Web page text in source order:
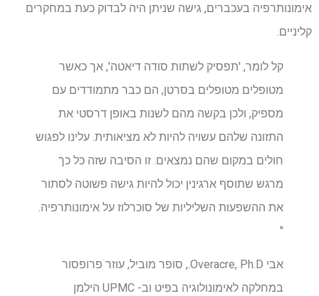
אימונותרפיה בעכברים, גישה שניתן היה לבדוק כעת במחקרים
קליניים.
קל לומר, 'תפסיק לשתות סודה דיאטה', אך כאשר
מטופלים מטופלים בסרטן, הם כבר מתמודדים עם
מספיק, ולכן בקשה מהם לשנות באופן דרסטי את
התזונה שלהם עשויה להיות לא מציאותית. עלינו לפגוש
חולים במקום שהם נמצאים. זו הסיבה שזה כל כך
מרגש שתוסף ארגינין יכול להיות גישה פשוטה לסתור
את ההשפעות השליליות של סוכרלוז על אימונותרפיה.
"
אבי Overacre, Ph.D., סופר מוביל, עוזר פרופסור
במחלקה לאימונולוגיה בפיט וב- UPMC הילמן